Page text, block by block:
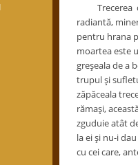
Trecerea de
radiantă,
pentru hrana
moartea este
greșeala de a
trupul și
zăpăceala
rămași,
zguduie atât
la ei și nu-i
cu cei care,